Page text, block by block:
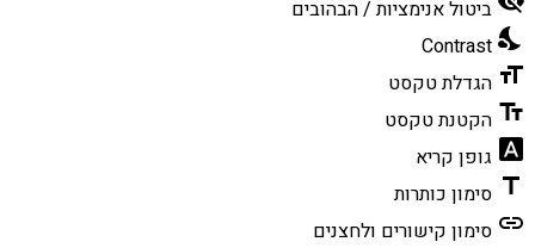
ביטול אנימציות / הבהובים
nights_stay
Contrast
format_size הגדלת טקסט
text_fields הקטנת טקסט
font_download גופן קריא
title סימון כותרות
link סימון קישורים ולחצנים